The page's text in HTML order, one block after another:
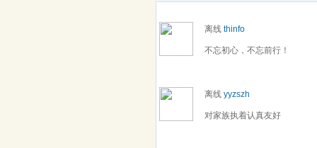
离线 thinfo
不忘初心，不忘前行！
离线 yyzszh
对家族执着认真友好